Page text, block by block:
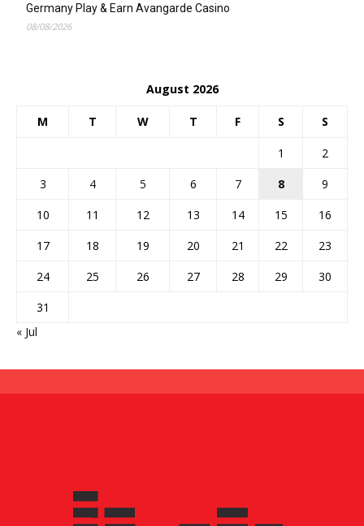
Germany Play & Earn Avangarde Casino
08/08/2026
August 2026
M T W T F S S
1
2
3
4 5 6 7 8
9
10
11 12 13 14 15
16
17
18 19 20 21 22
23
24
25 26 27 28 29
30
31
« Jul